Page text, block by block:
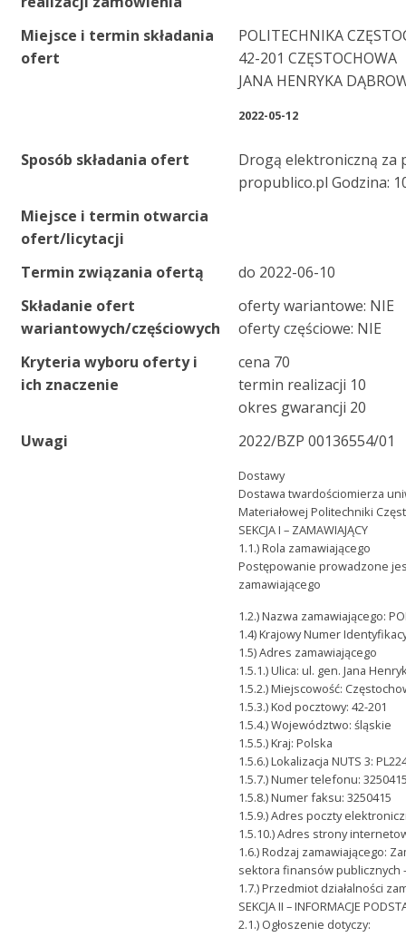
Miejsce i termin składania
ofert
POLITECHNIKA
42-201 CZĘSTOCHOWA
JANA HENRYKA
2022-05-12
Sposób składania ofert
Drogą elektroniczną za
propublico.pl Godzina:
Miejsce i termin otwarcia
ofert/licytacji
Termin związania ofertą
do 2022-06-10
Składanie ofert
wariantowych/częściowych
oferty wariantowe: NIE
oferty częściowe: NIE
Kryteria wyboru oferty i
ich znaczenie
cena 70
termin realizacji 10
okres gwarancji 20
Uwagi
2022/BZP 00136554/01
Dostawy
Dostawa twardościomierza
Materiałowej Politechniki
SEKCJA I – ZAMAWIAJĄCY
1.1.) Rola zamawiającego
Postępowanie prowadzone
zamawiającego
1.2.) Nazwa zamawiającego:
1.4) Krajowy Numer
1.5) Adres zamawiającego
1.5.1.) Ulica: ul. gen. Jana
1.5.2.) Miejscowość:
1.5.3.) Kod pocztowy: 42-201
1.5.4.) Województwo: śląskie
1.5.5.) Kraj: Polska
1.5.6.) Lokalizacja NUTS 3:
1.5.7.) Numer telefonu:
1.5.8.) Numer faksu: 3250415
1.5.9.) Adres poczty
1.5.10.) Adres strony
1.6.) Rodzaj zamawiającego:
sektora finansów publicznych
1.7.) Przedmiot działalności
SEKCJA II – INFORMACJE
2.1.) Ogłoszenie dotyczy: